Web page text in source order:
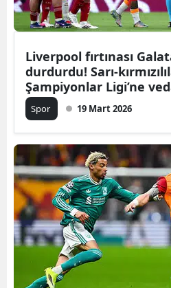
Liverpool fırtınası
durdurdu! Sarı-
Şampiyonlar Ligi’ne
Spor 19 Mart 2026